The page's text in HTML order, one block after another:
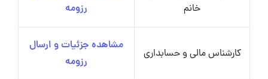
خانم
رزومه
کارشناس مالی و حسابداری
مشاهده جزئیات و ارسال
رزومه